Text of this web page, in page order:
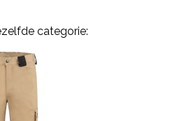
categorie: